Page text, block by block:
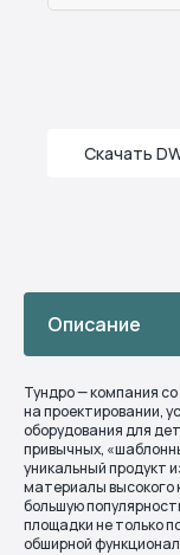
Скачать
Тундро — компания
на проектировании,
оборудования для
привычных,
уникальный продукт
материалы высокого
большую
площадки не только
обширной